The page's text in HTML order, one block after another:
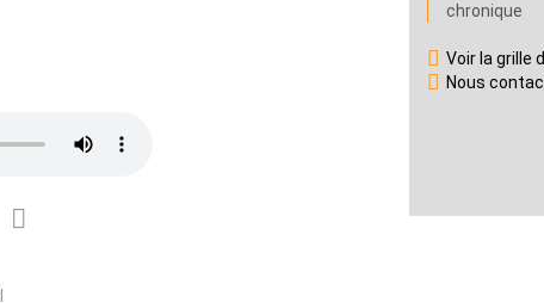
chronique
Voir la grille
Nous